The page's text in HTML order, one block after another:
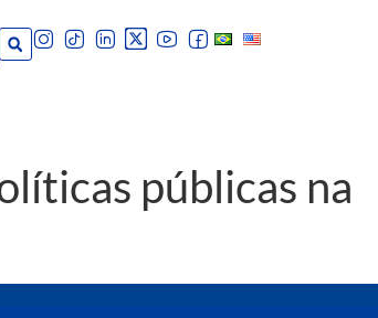
públicas na